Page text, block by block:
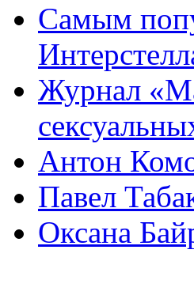
Самым
Журнал
Антон
Павел
Оксана